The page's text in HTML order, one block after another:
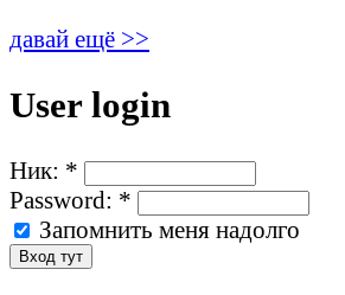
давай ещё >>
User login
Ник: *
Password: *
Запомнить меня надолго